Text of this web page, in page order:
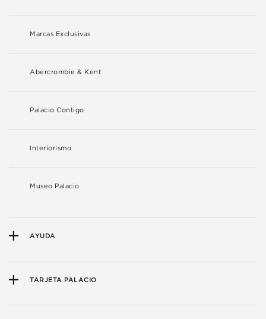
Marcas Exclusivas
Abercrombie & Kent
Palacio Contigo
Interiorismo
Museo Palacio
AYUDA
TARJETA PALACIO